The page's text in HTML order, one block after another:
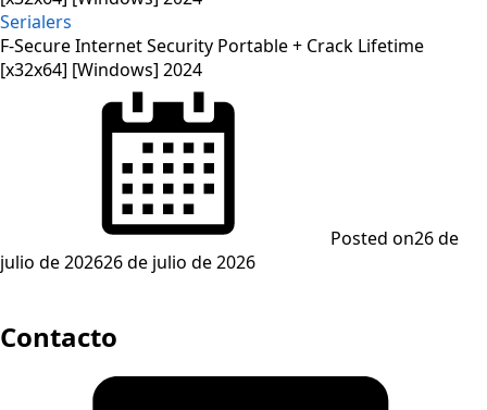
Serialers
F-Secure Internet Security Portable + Crack Lifetime
[x32x64] [Windows] 2024
Posted on26 de
julio de 202626 de julio de 2026
Contacto